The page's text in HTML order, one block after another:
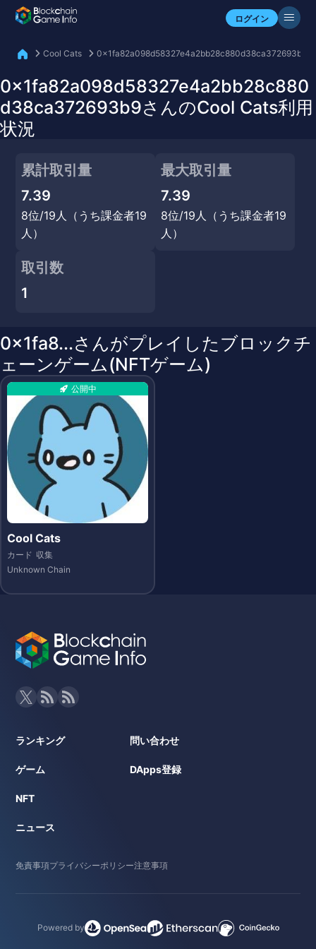
ログイン
自分のアセットを確認
Cool Cats 0x1fa82a098d58327e4a2bb28c880d38ca372693b9
0x1fa82a098d58327e4a2bb28c880
d38ca372693b9さんのCool Cats利用
状況
累計取引量
7.39
8位/19人（うち課金者19
人）
最大取引量
7.39
8位/19人（うち課金者19
人）
取引数
1
0x1fa8...さんがプレイしたブロックチ
ェーンゲーム(NFTゲーム)
公開中
Cool Cats
カード 収集
Unknown Chain
ランキング
ゲーム
NFT
ニュース
問い合わせ
DApps登録
免責事項プライバシーポリシー注意事項
Powered by